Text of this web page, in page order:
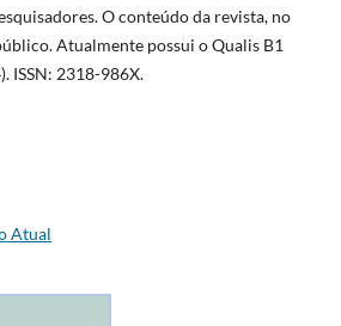
O conteúdo da revista, no
Atualmente possui o Qualis B1
ISSN: 2318-986X.
Atual